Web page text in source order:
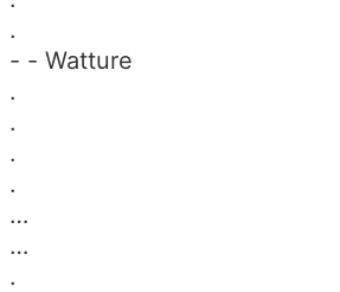
.
- - Watture
.
.
.
.
…
…
.